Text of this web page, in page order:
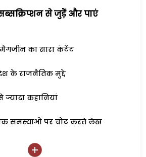
से जुड़ेें और पाएं
मैगजीन का सारा कंटेंट
के राजनैतिक मुद्दे
ज्यादा कहानियां
समस्याओं पर चोट करते लेख